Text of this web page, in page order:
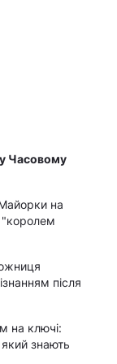
Часовому
на
"королем
після
на ключі:
знають